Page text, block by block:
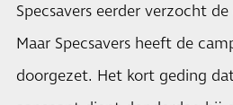
Specsavers eerder verzocht
Maar Specsavers heeft de
doorgezet. Het kort geding